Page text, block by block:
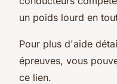
un poids lourd en
Pour plus d'aide
épreuves, vous
ce lien.